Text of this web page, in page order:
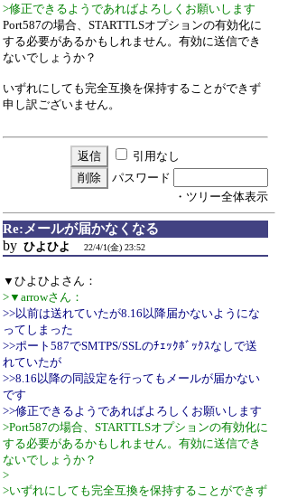
>修正できるようであればよろしくお願いします
Port587の場合、STARTTLSオプションの有効化に
する必要があるかもしれません。有効に送信でき
ないでしょうか？
いずれにしても完全互換を保持することができず
申し訳ございません。
引用なし
パスワード
・ツリー全体表示
Re:メールが届かなくなる
by ひよひよ 22/4/1(金) 23:52
▼ひよひよさん：
>▼arrowさん：
>>以前は送れていたが8.16以降届かないようにな
ってしまった
>>ポート587でSMTPS/SSLのﾁｪｯｸﾎﾞｯｸｽなしで送
れていたが
>>8.16以降の同設定を行ってもメールが届かない
です
>>修正できるようであればよろしくお願いします
>Port587の場合、STARTTLSオプションの有効化に
する必要があるかもしれません。有効に送信でき
ないでしょうか？
>
>いずれにしても完全互換を保持することができず